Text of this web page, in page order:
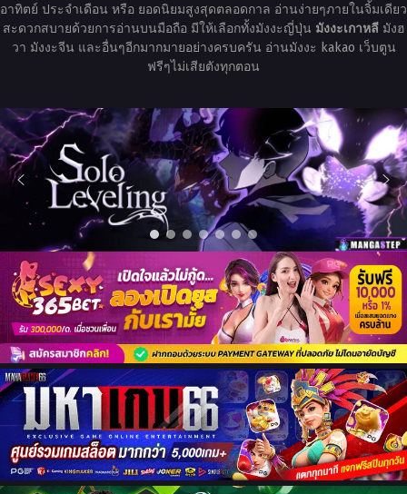
อาทิตย์ ประจำเดือน หรือ ยอดนิยมสูงสุดตลอดกาล อ่านง่ายๆภายในจิ้มเดียว
สะดวกสบายด้วยการอ่านบนมือถือ มีให้เลือกทั้งมังงะญี่ปุ่น มังงะเกาหลีมังฮ
วา มังงะจีน และอื่นๆอีกมากมายอย่างครบครัน อ่านมังงะ kakao เว็บตูน
ฟรีๆไม่เสียตังทุกตอน